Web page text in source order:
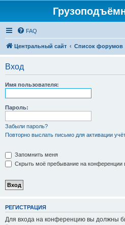
FAQ
Центральный сайт Список форумов
Вход
Имя пользователя:
Пароль:
Забыли пароль?
Повторно выслать письмо для активации
Запомнить меня
Скрыть моё пребывание на конференции
РЕГИСТРАЦИЯ
Для входа на конференцию вы должны